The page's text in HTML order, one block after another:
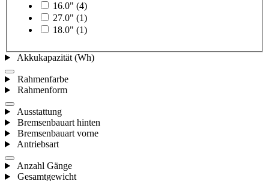
16.0" (4)
27.0" (1)
18.0" (1)
Akkukapazität (Wh)
Rahmenfarbe
Rahmenform
Ausstattung
Bremsenbauart hinten
Bremsenbauart vorne
Antriebsart
Anzahl Gänge
Gesamtgewicht